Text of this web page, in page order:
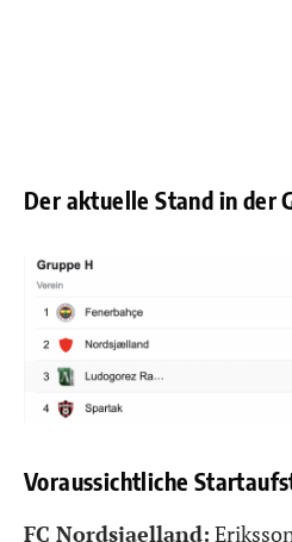
Der aktuelle Stand in der
Voraussichtliche
FC Nordsjaelland: